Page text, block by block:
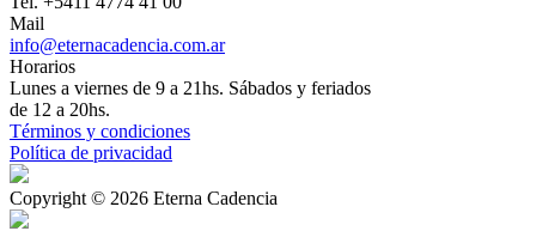
Mail
info@eternacadencia.com.ar
Horarios
Lunes a viernes de 9 a 21hs. Sábados y feriados
de 12 a 20hs.
Términos y condiciones
Política de privacidad
Copyright © 2026 Eterna Cadencia